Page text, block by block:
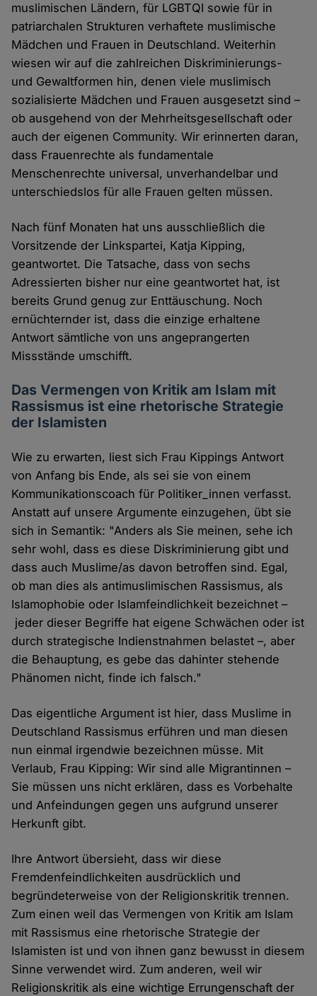
muslimischen Ländern, für LGBTQI sowie für in
patriarchalen Strukturen verhaftete muslimische
Mädchen und Frauen in Deutschland. Weiterhin
wiesen wir auf die zahlreichen Diskriminierungs-
und Gewaltformen hin, denen viele muslimisch
sozialisierte Mädchen und Frauen ausgesetzt sind –
ob ausgehend von der Mehrheitsgesellschaft oder
auch der eigenen Community. Wir erinnerten daran,
dass Frauenrechte als fundamentale
Menschenrechte universal, unverhandelbar und
unterschiedslos für alle Frauen gelten müssen.
Nach fünf Monaten hat uns ausschließlich die
Vorsitzende der Linkspartei, Katja Kipping,
geantwortet. Die Tatsache, dass von sechs
Adressierten bisher nur eine geantwortet hat, ist
bereits Grund genug zur Enttäuschung. Noch
ernüchternder ist, dass die einzige erhaltene
Antwort sämtliche von uns angeprangerten
Missstände umschifft.
Das Vermengen von Kritik am Islam mit
Rassismus ist eine rhetorische Strategie
der Islamisten
Wie zu erwarten, liest sich Frau Kippings Antwort
von Anfang bis Ende, als sei sie von einem
Kommunikationscoach für Politiker_innen verfasst.
Anstatt auf unsere Argumente einzugehen, übt sie
sich in Semantik: "Anders als Sie meinen, sehe ich
sehr wohl, dass es diese Diskriminierung gibt und
dass auch Muslime/as davon betroffen sind. Egal,
ob man dies als antimuslimischen Rassismus, als
Islamophobie oder Islamfeindlichkeit bezeichnet –
jeder dieser Begriffe hat eigene Schwächen oder ist
durch strategische Indienstnahmen belastet –, aber
die Behauptung, es gebe das dahinter stehende
Phänomen nicht, finde ich falsch."
Das eigentliche Argument ist hier, dass Muslime in
Deutschland Rassismus erführen und man diesen
nun einmal irgendwie bezeichnen müsse. Mit
Verlaub, Frau Kipping: Wir sind alle Migrantinnen –
Sie müssen uns nicht erklären, dass es Vorbehalte
und Anfeindungen gegen uns aufgrund unserer
Herkunft gibt.
Ihre Antwort übersieht, dass wir diese
Fremdenfeindlichkeiten ausdrücklich und
begründeterweise von der Religionskritik trennen.
Zum einen weil das Vermengen von Kritik am Islam
mit Rassismus eine rhetorische Strategie der
Islamisten ist und von ihnen ganz bewusst in diesem
Sinne verwendet wird. Zum anderen, weil wir
Religionskritik als eine wichtige Errungenschaft der